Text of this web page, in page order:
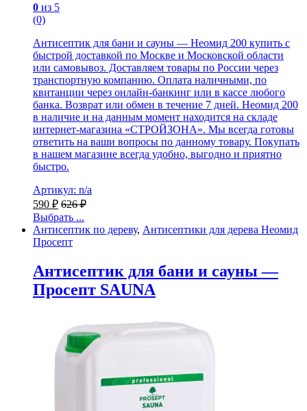
0 из 5
(0)
Антисептик для бани и сауны — Неомид 200 купить с
быстрой доставкой по Москве и Московской области
или самовывоз. Доставляем товары по России через
транспортную компанию. Оплата наличными, по
квитанции через онлайн-банкинг или в кассе любого
банка. Возврат или обмен в течение 7 дней. Неомид 200
в наличие и на данным момент находится на складе
интернет-магазина «СТРОЙЗОНА». Мы всегда готовы
ответить на ваши вопросы по данному товару. Покупать
в нашем магазине всегда удобно, выгодно и приятно
быстро.
Артикул: n/a
590 ₽ 626₽
Выбрать ...
Антисептик по дереву, Антисептики для дерева Неомид
Просепт
Антисептик для бани и сауны —
Просепт SAUNA